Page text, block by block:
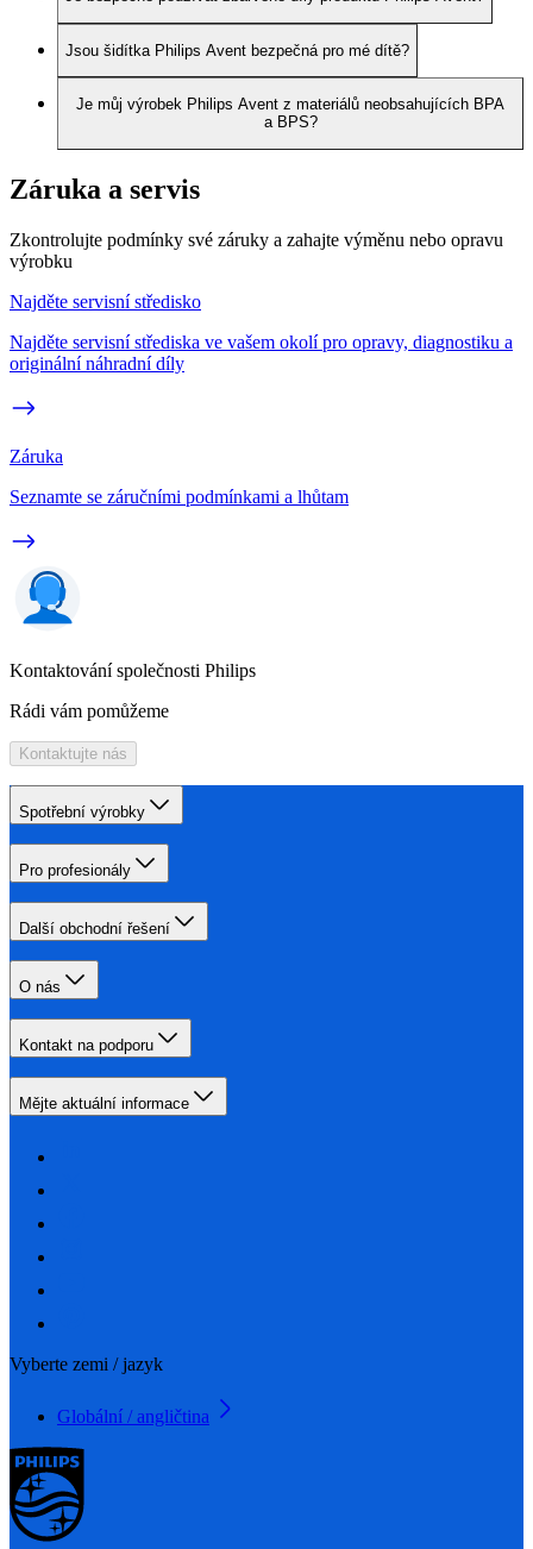
Jsou šidítka Philips Avent bezpečná pro mé dítě?
Je můj výrobek Philips Avent z materiálů neobsahujících BPA
a BPS?
Záruka a servis
Zkontrolujte podmínky své záruky a zahajte výměnu nebo opravu
výrobku
Najděte servisní středisko
Najděte servisní střediska ve vašem okolí pro opravy, diagnostiku a
originální náhradní díly
Záruka
Seznamte se záručními podmínkami a lhůtam
Kontaktování společnosti Philips
Rádi vám pomůžeme
Kontaktujte nás
Spotřební výrobky
Pro profesionály
Další obchodní řešení
O nás
Kontakt na podporu
Mějte aktuální informace
Vyberte zemi / jazyk
Globální / angličtina